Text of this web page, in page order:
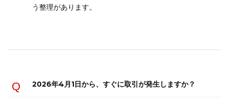
う整理があります。
2026年4月1日から、すぐに取引が発生しますか？